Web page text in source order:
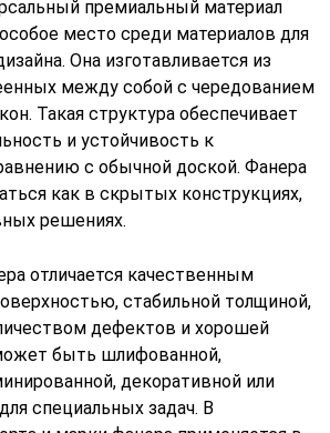
премиальный материал
место среди материалов для
Она изготавливается из
между собой с чередованием
Такая структура обеспечивает
и устойчивость к
с обычной доской. Фанера
как в скрытых конструкциях,
решениях.
отличается качественным
стабильной толщиной,
дефектов и хорошей
быть шлифованной,
декоративной или
специальных задач. В